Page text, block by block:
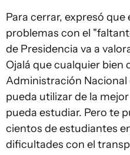
Para cerrar, expresó que
problemas con el
de Presidencia va a
Ojalá que cualquier bien
Administración Nacional
pueda utilizar de la
pueda estudiar. Pero te
cientos de estudiantes
dificultades con el